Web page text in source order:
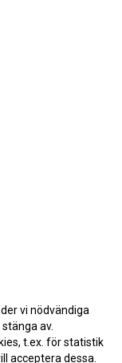
vi nödvändiga
av.
t.ex. för statistik
acceptera dessa.